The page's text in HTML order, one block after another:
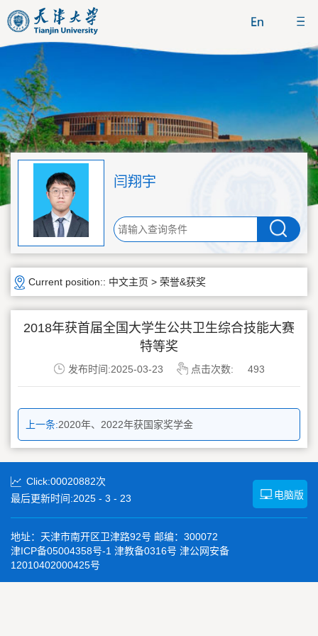
闫翔宇
Current position:: 中文主页 > 荣誉&获奖
2018年获首届全国大学生公共卫生综合技能大赛
特等奖
发布时间:2025-03-23 点击次数: 493
上一条:2020年、2022年获国家奖学金
Click:00020882次
最后更新时间:2025 - 3 - 23 电脑版
地址：天津市南开区卫津路92号 邮编：300072
津ICP备05004358号-1 津教备0316号 津公网安备
12010402000425号